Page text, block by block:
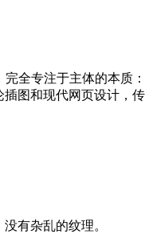
全专注于主体的本
图和现代网页设计
有杂乱的纹理。